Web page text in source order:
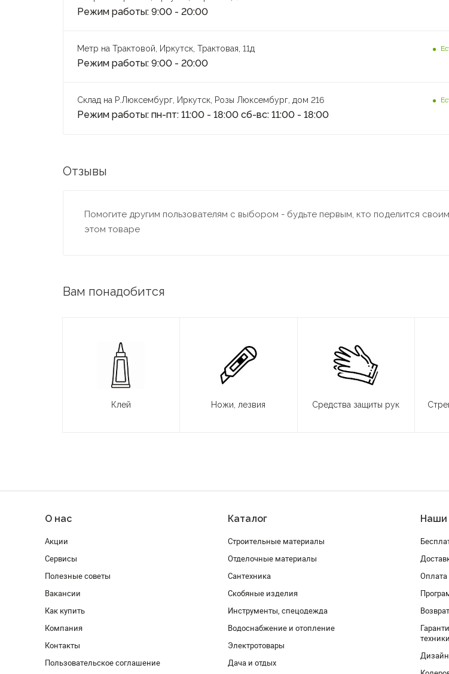
Режим работы: 9:00 - 20:00
Метр на Трактовой, Иркутск, Трактовая, 11д
Режим работы: 9:00 - 20:00
Склад на Р.Люксембург, Иркутск, Розы Люксембург, дом 216
Режим работы: пн-пт: 11:00 - 18:00 сб-вс: 11:00 - 18:00
Отзывы
Помогите другим пользователям с выбором - будьте первым, кто поделится
этом товаре
Вам понадобится
Клей Ножи, лезвия Средства защиты рук
О нас
Акции
Сервисы
Полезные советы
Вакансии
Как купить
Компания
Контакты
Пользовательское соглашение
Каталог
Строительные материалы
Отделочные материалы
Сантехника
Скобяные изделия
Инструменты, спецодежда
Водоснабжение и отопление
Электротовары
Дача и отдых
Наши
Оплата
техники